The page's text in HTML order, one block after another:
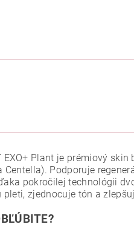
EXO+ Plant je prémiový
Centella). Podporuje
pokročilej technológii
zjednocuje tón a